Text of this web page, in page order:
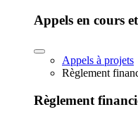
Appels en cours
Appels à projets
Règlement
Règlement